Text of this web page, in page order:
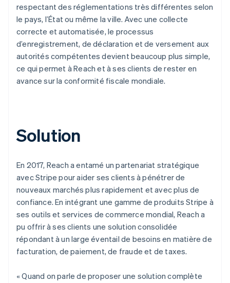
respectant des réglementations très différentes selon
le pays, l’État ou même la ville. Avec une collecte
correcte et automatisée, le processus
d’enregistrement, de déclaration et de versement aux
autorités compétentes devient beaucoup plus simple,
ce qui permet à Reach et à ses clients de rester en
avance sur la conformité fiscale mondiale.
Solution
En 2017, Reach a entamé un partenariat stratégique
avec Stripe pour aider ses clients à pénétrer de
nouveaux marchés plus rapidement et avec plus de
confiance. En intégrant une gamme de produits Stripe à
ses outils et services de commerce mondial, Reach a
pu offrir à ses clients une solution consolidée
répondant à un large éventail de besoins en matière de
facturation, de paiement, de fraude et de taxes.
« Quand on parle de proposer une solution complète